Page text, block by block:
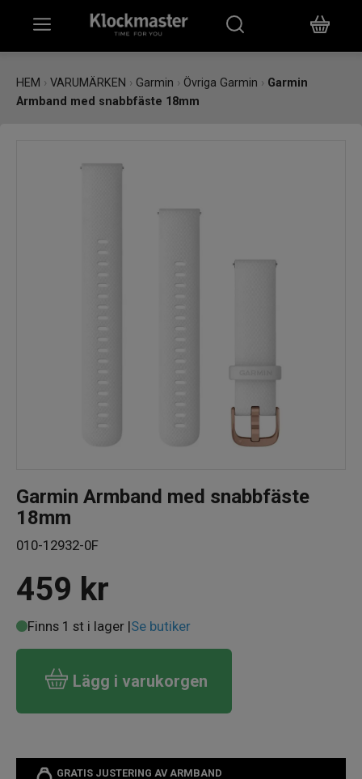
HEM › VARUMÄRKEN › Garmin › Övriga Garmin › Garmin
Armband med snabbfäste 18mm
Garmin Armband med snabbfäste
18mm
010-12932-0F
459 kr
Finns 1 st i lager |Se butiker
Lägg i varukorgen
GRATIS JUSTERING AV ARMBAND